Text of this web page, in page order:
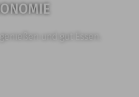
und gut Essen.